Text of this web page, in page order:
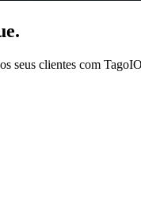
seus clientes com